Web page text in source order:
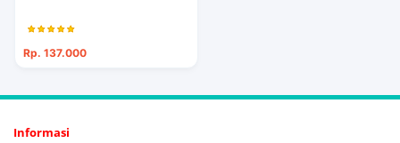
Rp. 137.000
Informasi